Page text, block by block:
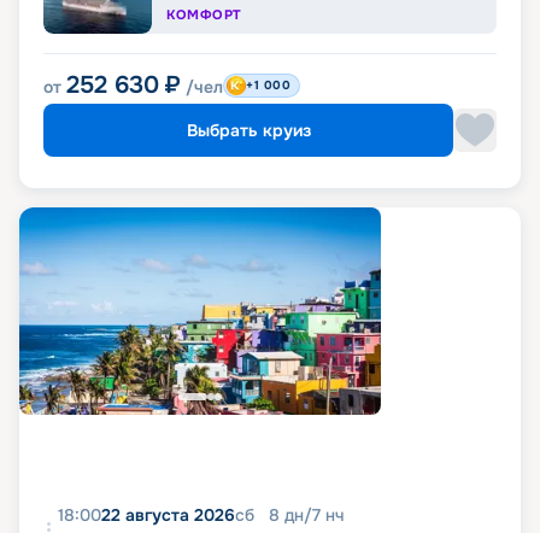
КОМФОРТ
от 252 630 ₽ /чел +1 000
Выбрать круиз
18:0022 августа 2026сб 8 дн/7 нч